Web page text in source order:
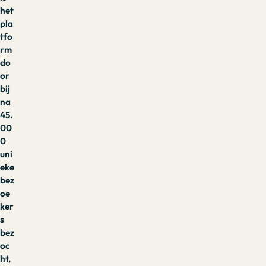
het
pla
tfo
rm
do
or
bij
na
45.
00
0
uni
eke
bez
oe
ker
s
bez
oc
ht,